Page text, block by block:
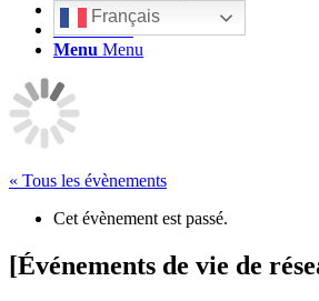
Français
Rechercher
Menu Menu
« Tous les évènements
Cet évènement est passé.
[Événements de vie de